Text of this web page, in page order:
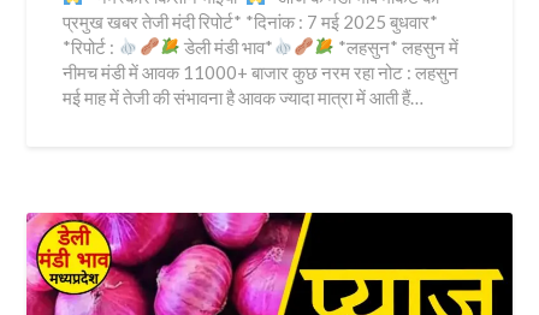
प्रमुख खबर तेजी मंदी रिपोर्ट* *दिनांक : 7 मई 2025 बुधवार*
*रिपोर्ट :
डेली मंडी भाव*
*लहसुन* लहसुन में
नीमच मंडी में आवक 11000+ बाजार कुछ नरम रहा नोट : लहसुन
मई माह में तेजी की संभावना है आवक ज्यादा मात्रा में आती हैं…